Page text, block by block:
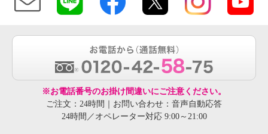
※お電話番号のお掛け間違いにご注意ください。
ご注文：24時間｜お問い合わせ：音声自動応答
24時間／オペレーター対応 9:00～21:00